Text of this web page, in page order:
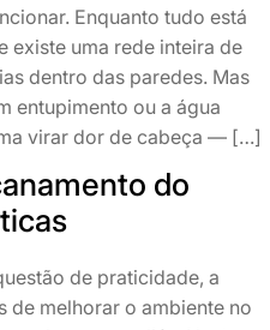
Enquanto tudo está
existe uma rede inteira de
dentro das paredes. Mas
entupimento ou a água
virar dor de cabeça — […]
do
de praticidade, a
de melhorar o ambiente no